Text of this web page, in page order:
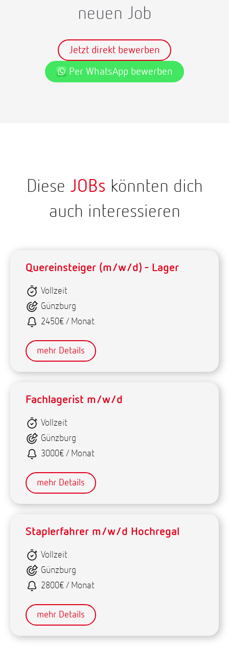
neuen Job
Jetzt direkt bewerben
Per WhatsApp bewerben
Diese JOBs könnten dich
auch interessieren
Quereinsteiger (m/w/d) - Lager
Vollzeit
Günzburg
2450€ / Monat
mehr Details
Fachlagerist m/w/d
Vollzeit
Günzburg
3000€ / Monat
mehr Details
Staplerfahrer m/w/d Hochregal
Vollzeit
Günzburg
2800€ / Monat
mehr Details